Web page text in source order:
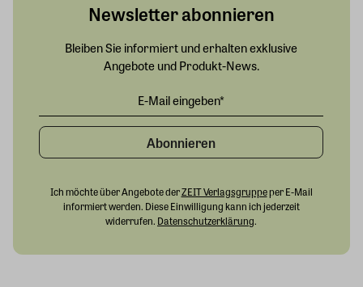
Newsletter abonnieren
Bleiben Sie informiert und erhalten exklusive
Angebote und Produkt-News.
Abonnieren
Ich möchte über Angebote derZEIT Verlagsgruppeper E-Mail
informiert werden. Diese Einwilligung kann ich jederzeit
widerrufen. Datenschutzerklärung.